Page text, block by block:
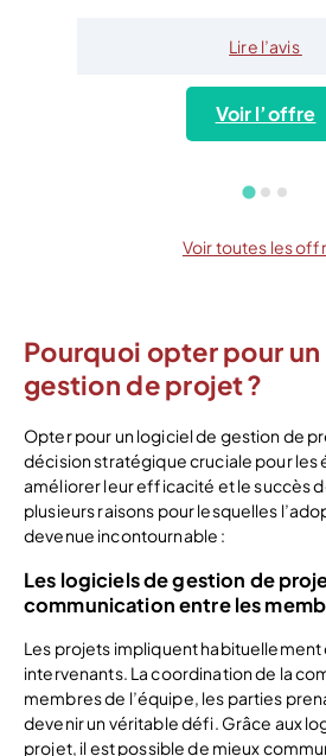
Lire l’avis
Voir l’offre
Voir toutes les
Pourquoi opter pour
gestion de projet ?
Opter pour un logiciel de gestion de
décision stratégique cruciale pour les
améliorer leur efficacité et le succès
plusieurs raisons pour lesquelles
devenue incontournable :
Les logiciels de gestion de
communication entre les
Les projets impliquent habituellement
intervenants. La coordination de la
membres de l’équipe, les parties
devenir un véritable défi. Grâce aux
projet, il est possible de mieux